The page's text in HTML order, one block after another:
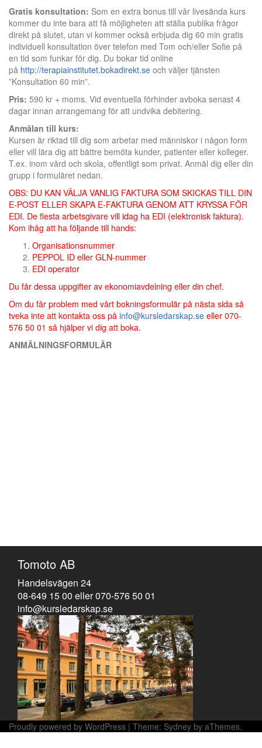
Gratis konsultation: Som en extra bonus till vår livesända kurs
kommer du inte bara att få möjligheten att ställa publika frågor
direkt på slutet, utan vi kommer också erbjuda dig 60 min gratis
individuell konsultation över telefon med Tom och/eller Sofie på
en tid som funkar för dig. Du bokar tid online
på http://terapiainstitutet.bokadirekt.se och väljer tjänsten
”Konsultation 60 min”.
Pris: 590 kr + moms. Vid eventuella förhinder avboka senast 4
dagar innan arrangemang för att undvika debitering.
Anmälan till kurs:
Kursen är riktad till dig som arbetar med människor i någon form
eller vill lära dig att bättre bemöta kunder, patienter eller kolleger.
T.ex. inom vård och skola, offentligt som privat. Anmäl dig eller din
grupp i formuläret nedan.
OBS: DU KAN VÄLJA VANLIG FAKTURA SOM SKICKAS TILL DIN
E-POST ELLER SKAPA E-FAKTURA GENOM ATT KRYSSA FÖR
EDI. De flesta arbetsgivare vill idag ha EDI (elektronisk faktura).
Kom ihåg att ha följande till hands:
Organisationsnummer
PEPPOL ID eller GLN-nummer
EDI operator
Du får dessa uppgifter av ekonomiavdelning eller din chef.
Om du får problem med vårt bokningsformulär på nästa sida så
tveka inte att kontakta oss på info@kursledarskap.se eller 070-
576 50 01 så hjälper vi dig att boka.
ANMÄLNINGSFORMULÄR
Tomoto AB
Handelsvägen 24
08-649 15 00 eller 070-576 50 01
info@kursledarskap.se
Proudly powered by WordPress | Theme: Sydney by aThemes.